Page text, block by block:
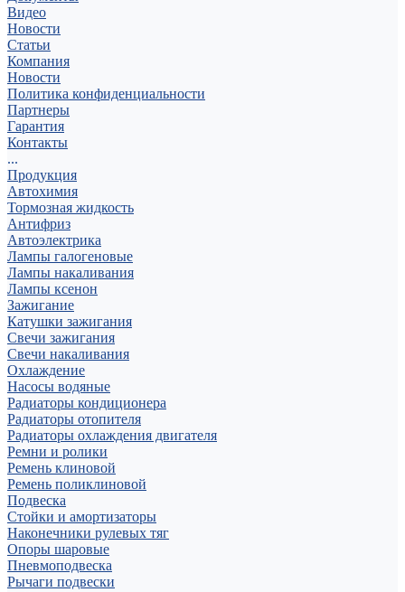
Видео
Новости
Статьи
Компания
Новости
Политика конфиденциальности
Партнеры
Гарантия
Контакты
...
Продукция
Автохимия
Тормозная жидкость
Антифриз
Автоэлектрика
Лампы галогеновые
Лампы накаливания
Лампы ксенон
Зажигание
Катушки зажигания
Свечи зажигания
Свечи накаливания
Охлаждение
Насосы водяные
Радиаторы кондиционера
Радиаторы отопителя
Радиаторы охлаждения двигателя
Ремни и ролики
Ремень клиновой
Ремень поликлиновой
Подвеска
Стойки и амортизаторы
Наконечники рулевых тяг
Опоры шаровые
Пневмоподвеска
Рычаги подвески